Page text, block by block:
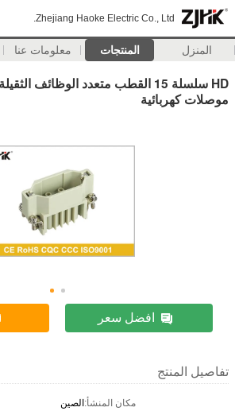
Zhejiang Haoke Electric Co., Ltd.
المنزل المنتجات معلومات عنا
موصلات كهربائية
افضل سعر
تفاصيل المنتج
مكان المنشأ:الصين